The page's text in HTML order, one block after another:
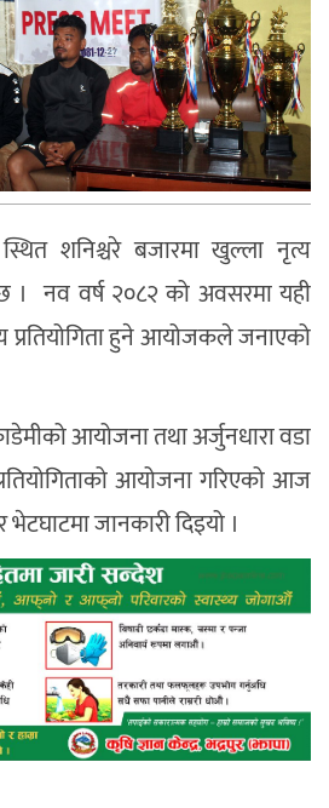
शनिश्चरे बजारमा खुल्ला नृत्य
। नव वर्ष २०८२ को अवसरमा यही
हुने आयोजकले जनाएको
आयोजना तथा अर्जुनधारा वडा
आयोजना गरिएको आज
जानकारी दिइयो ।